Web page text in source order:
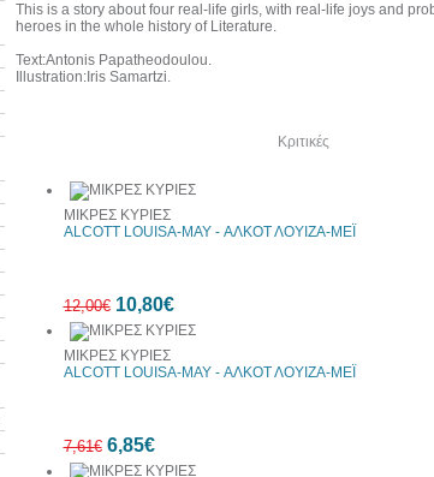
This is a story about four real-life girls, with real-life joys and
heroes in the whole history of Literature.
Text:Antonis Papatheodoulou.
Illustration:Iris Samartzi.
Κριτικές
ΜΙΚΡΕΣ ΚΥΡΙΕΣ
ALCOTT LOUISA-MAY - ΑΛΚΟΤ ΛΟΥΙΖΑ-ΜΕΪ
12,00€ 10,80€
ΜΙΚΡΕΣ ΚΥΡΙΕΣ
ALCOTT LOUISA-MAY - ΑΛΚΟΤ ΛΟΥΙΖΑ-ΜΕΪ
7,61€ 6,85€